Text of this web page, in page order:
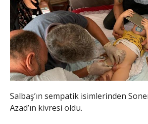
Salbaş’ın sempatik isimlerinden
Azad’ın kivresi oldu.